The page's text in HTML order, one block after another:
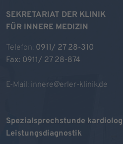
SEKRETARIAT DER KLINIK
FÜR INNERE MEDIZIN
Telefon: 0911/ 27 28-310
Fax: 0911/ 27 28-874
E-Mail: innere@erler-klinik.de
Spezialsprechstunde
Leistungsdiagnostik